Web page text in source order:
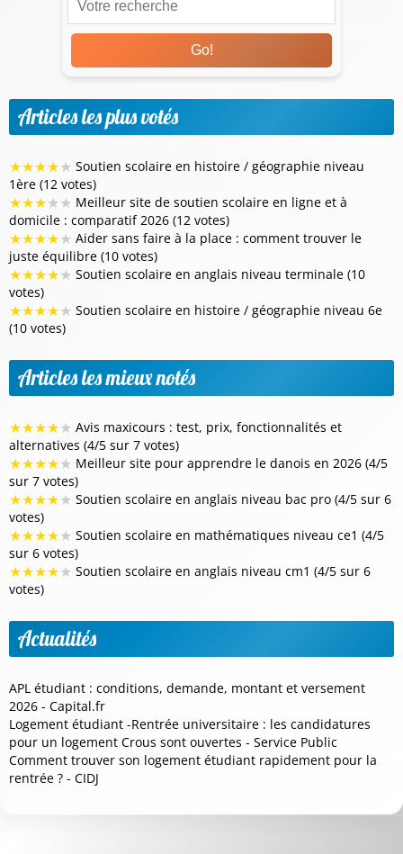
Go!
Articles les plus votés
★★★★★ Soutien scolaire en histoire / géographie niveau
1ère (12 votes)
★★★★★ Meilleur site de soutien scolaire en ligne et à
domicile : comparatif 2026 (12 votes)
★★★★★ Aider sans faire à la place : comment trouver le
juste équilibre (10 votes)
★★★★★ Soutien scolaire en anglais niveau terminale (10
votes)
★★★★★ Soutien scolaire en histoire / géographie niveau 6e
(10 votes)
Articles les mieux notés
★★★★★ Avis maxicours : test, prix, fonctionnalités et
alternatives (4/5 sur 7 votes)
★★★★★ Meilleur site pour apprendre le danois en 2026 (4/5
sur 7 votes)
★★★★★ Soutien scolaire en anglais niveau bac pro (4/5 sur 6
votes)
★★★★★ Soutien scolaire en mathématiques niveau ce1 (4/5
sur 6 votes)
★★★★★ Soutien scolaire en anglais niveau cm1 (4/5 sur 6
votes)
Actualités
APL étudiant : conditions, demande, montant et versement
2026 - Capital.fr
Logement étudiant -Rentrée universitaire : les candidatures
pour un logement Crous sont ouvertes - Service Public
Comment trouver son logement étudiant rapidement pour la
rentrée ? - CIDJ